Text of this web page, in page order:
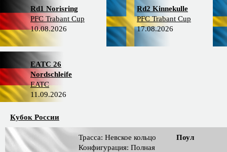
Rd1 Norisring
PFC Trabant Cup
10.08.2026
Rd2 Kinnekulle
PFC Trabant Cup
17.08.2026
EATC 26
Nordschleife
EATC
11.09.2026
Кубок России
Трасса: Невское кольцо
Конфигурация: Полная
Поул